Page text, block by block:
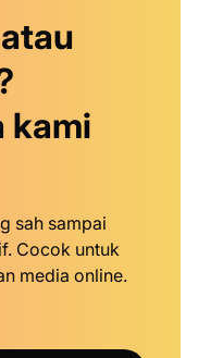
kami
sah sampai
Cocok untuk
media online.